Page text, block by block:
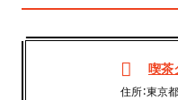
喫茶
住所：東京